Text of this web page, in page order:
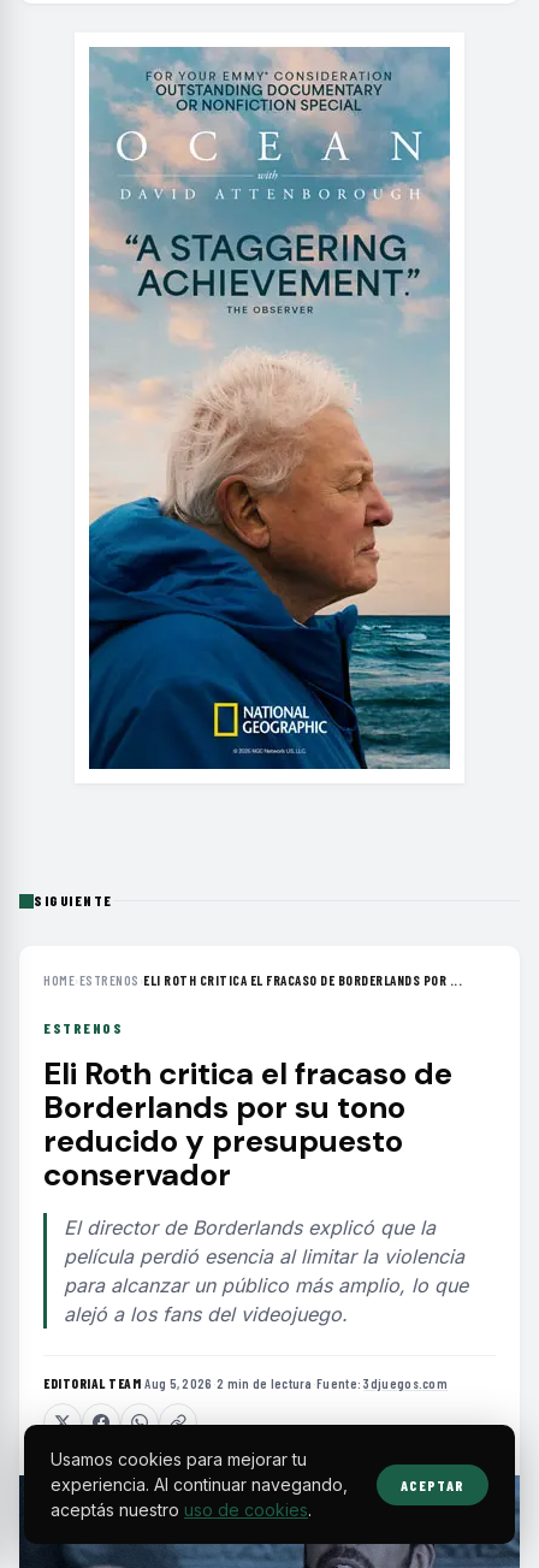
SIGUIENTE
HOME›ESTRENOS ›ELI ROTH CRITICA EL FRACASO DE BORDERLANDS POR ...
ESTRENOS
Eli Roth critica el fracaso de
Borderlands por su tono
reducido y presupuesto
conservador
El director de Borderlands explicó que la
película perdió esencia al limitar la violencia
para alcanzar un público más amplio, lo que
alejó a los fans del videojuego.
EDITORIAL TEAM·Aug 5, 2026 ·2 min de lectura ·Fuente:3djuegos.com
Usamos cookies para mejorar tu
experiencia. Al continuar navegando,
aceptás nuestro uso de cookies.
ACEPTAR